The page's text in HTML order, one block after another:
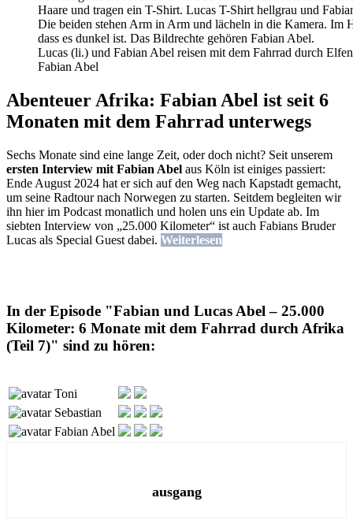
Lucas (li.) und Fabian Abel reisen mit dem Fahrrad durch
Fabian Abel
Abenteuer Afrika: Fabian Abel ist seit 6
Monaten mit dem Fahrrad unterwegs
Sechs Monate sind eine lange Zeit, oder doch nicht? Seit unserem
ersten Interview mit Fabian Abel aus Köln ist einiges passiert:
Ende August 2024 hat er sich auf den Weg nach Kapstadt gemacht,
um seine Radtour nach Norwegen zu starten. Seitdem begleiten wir
ihn hier im Podcast monatlich und holen uns ein Update ab. Im
siebten Interview von „25.000 Kilometer“ ist auch Fabians Bruder
Lucas als Special Guest dabei. Weiterlesen
In der Episode "Fabian und Lucas Abel – 25.000
Kilometer: 6 Monate mit dem Fahrrad durch Afrika
(Teil 7)" sind zu hören:
Toni
Sebastian
Fabian Abel
ausgang